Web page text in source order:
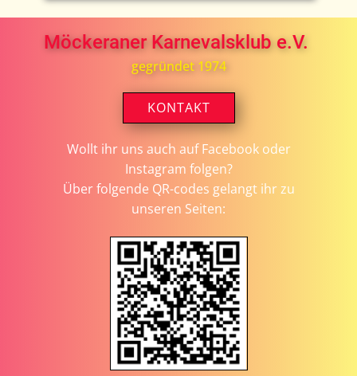
Möckeraner Karnevalsklub e.V.
gegründet 1974
KONTAKT
Wollt ihr uns auch auf Facebook oder
Instagram folgen?
Über folgende QR-codes gelangt ihr zu
unseren Seiten: